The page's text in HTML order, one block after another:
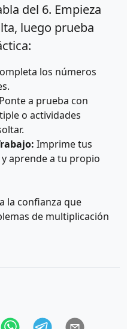
del 6. Empieza
luego prueba
los números
Ponte a prueba con
o actividades
Imprime tus
aprende a tu propio
la confianza que
de multiplicación